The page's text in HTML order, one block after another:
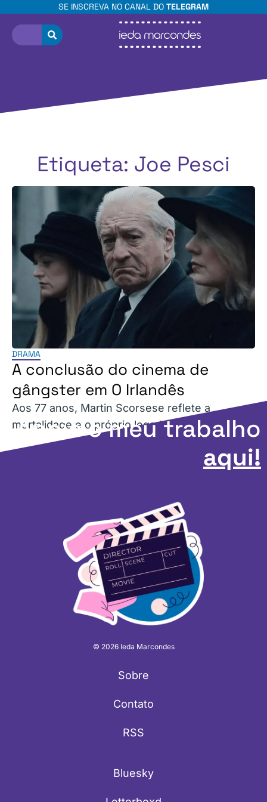
SE INSCREVA NO CANAL DO TELEGRAM
Etiqueta: Joe Pesci
DRAMA
A conclusão do cinema de
gângster em O Irlandês
Aos 77 anos, Martin Scorsese reflete a
mortalidade e o próprio legado como diretor.
Apoie o meu trabalho
aqui!
© 2026 Ieda Marcondes
Sobre
Contato
RSS
Bluesky